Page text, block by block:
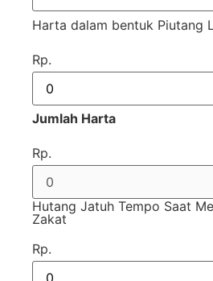
Harta dalam bentuk Piutang
Rp.
Jumlah Harta
Rp.
Hutang Jatuh Tempo Saat
Zakat
Rp.